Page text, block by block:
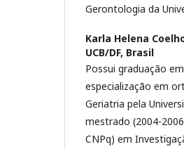
Gerontologia da
Karla Helena
UCB/DF, Brasil
Possui graduação
especialização em
Geriatria pela
mestrado (2004-
CNPq) em